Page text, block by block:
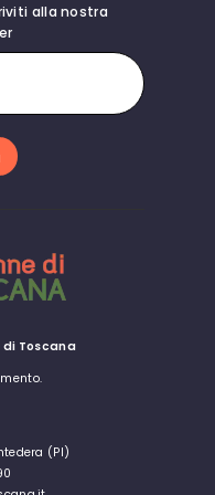
alla nostra
di Toscana
(PI)